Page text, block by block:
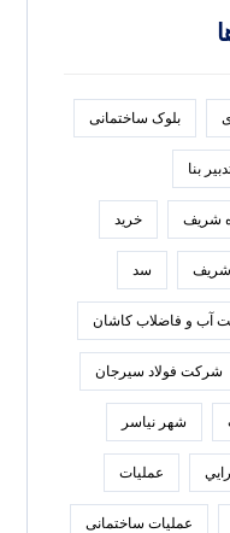
بلوک ساختمانی
بنا
شریف خرید
شریف سد
آب و فاضلاب کاشان
شرکت فولاد سيرجان
شهر نیاسر
عملیات
عملیات ساختمانی